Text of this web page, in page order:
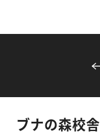
ブナの森校舎